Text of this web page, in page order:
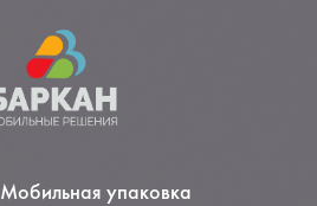
Мобильная упаковка